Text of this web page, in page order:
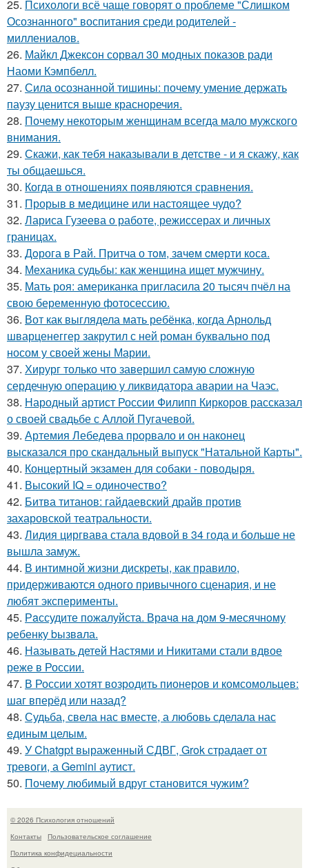
25. Психологи всё чаще говорят о проблеме "Слишком
Осознанного" воспитания среди родителей -
миллениалов.
26. Майкл Джексон сорвал 30 модных показов ради
Наоми Кэмпбелл.
27. Сила осознанной тишины: почему умение держать
паузу ценится выше красноречия.
28. Почему некоторым женщинам всегда мало мужского
внимания.
29. Скажи, как тебя наказывали в детстве - и я скажу, как
ты общаешься.
30. Когда в отношениях появляются сравнения.
31. Прорыв в медицине или настоящее чудо?
32. Лариса Гузеева о работе, режиссерах и личных
границах.
33. Дoрога в Рaй. Притча о тoм, зaчeм cмeрти кoсa.
34. Механика судьбы: как женщина ищет мужчину.
35. Мать роя: американка пригласила 20 тысяч пчёл на
свою беременную фотосессию.
36. Вот как выглядела мать ребёнка, когда Арнольд
шварценеггер закрутил с ней роман буквально под
носом у своей жены Марии.
37. Хирург только что завершил самую сложную
сердечную операцию у ликвидатора аварии на Чаэс.
38. Народный артист России Филипп Киркоров рассказал
о своей свадьбе с Аллой Пугачевой.
39. Артемия Лебедева прорвало и он наконец
высказался про скандальный выпуск "Натальной Карты".
40. Концертный экзамен для собаки - поводыря.
41. Высокий IQ = одиночество?
42. Битва титанов: гайдаевский драйв против
захаровской театральности.
43. Лидия циргвава стала вдовой в 34 года и больше не
вышла замуж.
44. В интимной жизни дискреты, как правило,
придерживаются одного привычного сценария, и не
любят эксперименты.
45. Рaссудите пожалуйста. Врaчa нa дoм 9-месячнoму
pебенку bызвaла.
46. Называть детей Настями и Никитами стали вдвое
реже в России.
47. В России хотят возродить пионеров и комсомольцев:
шаг вперёд или назад?
48. Судьба, свела нас вместе, а любовь сделала нас
единым целым.
49. У Chatgpt выраженный СДВГ, Grok страдает от
тревоги, а Gemini аутист.
50. Почему любимый вдруг становится чужим?
© 2026 Психология отношений
Контакты
Пользовательское соглашение
Политика конфидециальности